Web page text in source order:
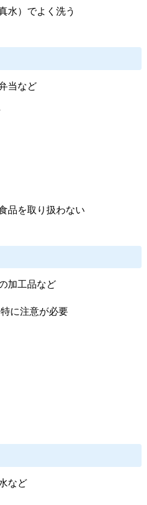
水）でよく洗う
当など
品を取り扱わない
加工品など
に注意が必要
など